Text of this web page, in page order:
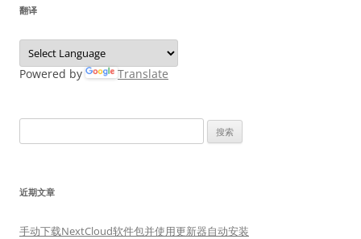
翻译
Powered by Translate
索：
近期文章
手动下载NextCloud软件包并使用更新器自动安装